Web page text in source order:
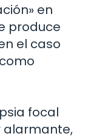
en
produce
el caso
focal
alarmante,